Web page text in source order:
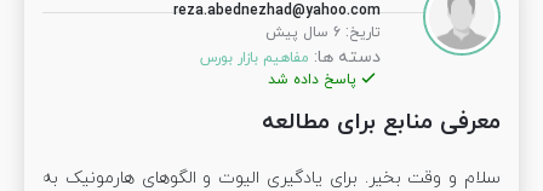
reza.abednezhad@yahoo.com
تاریخ: 6 سال پیش
دسته ها: مفاهیم بازار بورس
پاسخ داده شد
معرفی منابع برای مطالعه
سلام و وقت بخیر. برای یادگیری الیوت و الگوهای هارمونیک به